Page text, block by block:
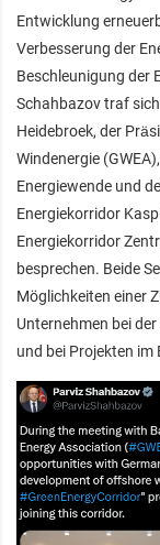
Entwicklung
Verbesserung der
Beschleunigung der
Schahbazov traf
Heidebroek, der
Windenergie
Energiewende und
Energiekorridor
Energiekorridor
besprechen. Beide
Möglichkeiten einer
Unternehmen bei
und bei Projekten im